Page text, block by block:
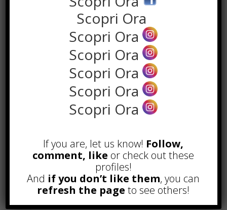
come sembra, per prima cosa
meglio dotarsi dibuoni prodotti
detergenti, unmochocome si deve
secchioriempito con acqua e
prodotto, con strizza mocho meglio
dovrebbe essere tiepida, in
modo da ascigarsi in fretta e
Si procede mantenendosempre lo
stesso verso di “cenciata”
da ridurre i segni post asciugatura.
Dopo 2/3 metri di cencio, si sciaqua,
si strizza e si ricomincia a pulire.
Scopri Ora
Scopri Ora
Scopri Ora
Scopri Ora
Scopri Ora
Scopri Ora
If you are, let us know! Follow,
comment, like or check out these
profiles!
And if you don’t like them, you can
refresh the page to see others!